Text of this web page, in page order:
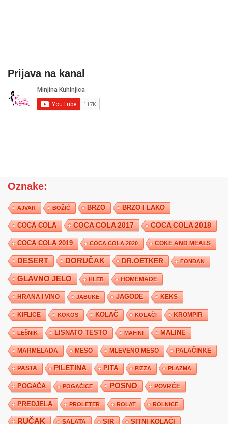
Prijava na kanal
Oznake:
AJVAR BOŽIĆ BRZO BRZO I LAKO
COCA COLA COCA COLA 2017 COCA COLA 2018
COCA COLA 2019 COCA COLA 2020 COKE AND MEALS
DESERT DORUČAK DR.OETKER FONDAN
GLAVNO JELO HLEB HOMEMADE
HRANA I VINO JABUKE JAGODE KEKS
KIFLICE KOKOS KOLAČ KOLAČI KROMPIR
LEŠNIK LISNATO TESTO MAFINI MALINE
MARMELADA MESO MLEVENO MESO PALAČINKE
PASTA PILETINA PITA PIZZA PLAZMA
POGAČA POGAČICE POSNO POVRĆE
PREDJELA PROLETER ROLAT ROLNICE
RUČAK SALATA SIR SITNI KOLAČI